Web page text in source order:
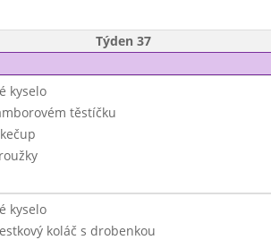
Týden 37
kyselo
těstíčku
kyselo
koláč s drobenkou